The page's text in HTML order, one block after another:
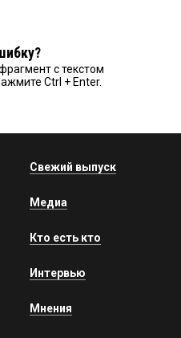
с текстом
Ctrl + Enter.
Свежий выпуск
Медиа
Кто есть кто
Интервью
Мнения